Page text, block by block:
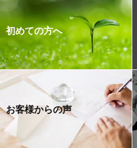
初めての方へ
お客様からの声